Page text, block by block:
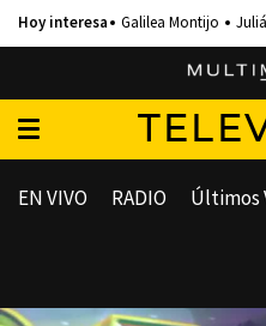
Galilea Montijo
EN VIVO RADIO Últimos